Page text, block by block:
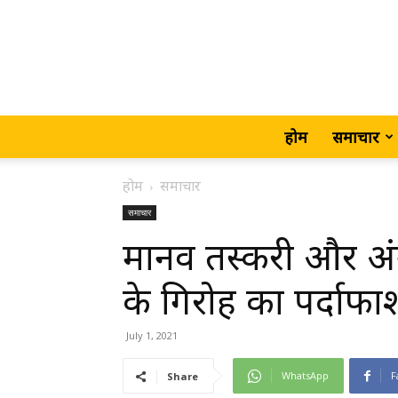
होम समाचार
होम समाचार
समाचार
मानव तस्करी और
के गिरोह का
July 1, 2021
Share WhatsApp